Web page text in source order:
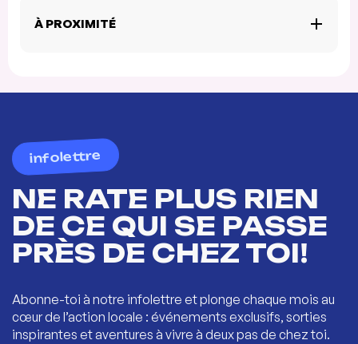
À PROXIMITÉ
infolettre
NE RATE PLUS RIEN
DE CE QUI SE PASSE
PRÈS DE CHEZ TOI!
Abonne-toi à notre infolettre et plonge chaque mois au
cœur de l’action locale : événements exclusifs, sorties
inspirantes et aventures à vivre à deux pas de chez toi.